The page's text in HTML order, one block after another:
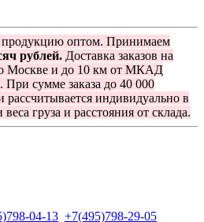
оптом. Принимаем
рублей. Доставка заказов на
Москве и до 10 км от МКАД
При сумме заказа до 40 000
рассчитывается индивидуально в
груза и расстояния от склада.
04-13 +7(495)798-29-05